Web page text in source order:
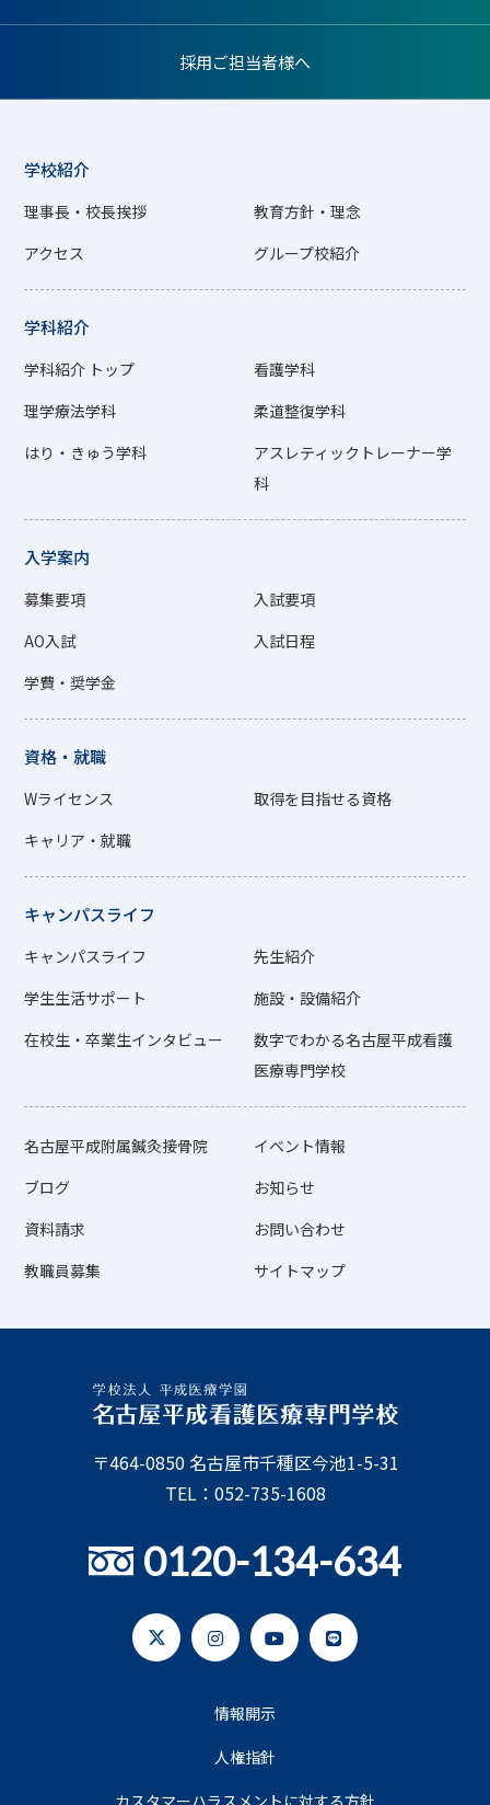
採用ご担当者様へ
学校紹介
理事長・校長挨拶
教育方針・理念
アクセス
グループ校紹介
学科紹介
学科紹介 トップ
看護学科
理学療法学科
柔道整復学科
はり・きゅう学科
アスレティックトレーナー学
科
入学案内
募集要項
入試要項
AO入試
入試日程
学費・奨学金
資格・就職
Wライセンス
取得を目指せる資格
キャリア・就職
キャンパスライフ
キャンパスライフ
先生紹介
学生生活サポート
施設・設備紹介
在校生・卒業生インタビュー
数字でわかる名古屋平成看護
医療専門学校
名古屋平成附属鍼灸接骨院
イベント情報
ブログ
お知らせ
資料請求
お問い合わせ
教職員募集
サイトマップ
〒464-0850 名古屋市千種区今池1-5-31
TEL：052-735-1608
0120-134-634
情報開示
人権指針